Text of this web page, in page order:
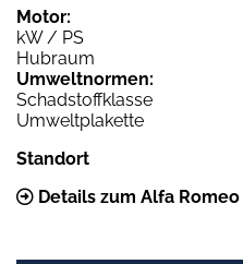
Motor:
kW / PS
Hubraum
Umweltnormen:
Schadstoffklasse
Umweltplakette
Standort
Details zum Alfa